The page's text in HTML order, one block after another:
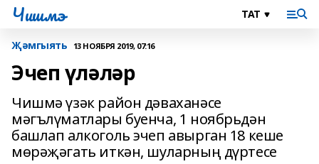
Чишмэ
Җәмгыять 13 НОЯБРЯ 2019, 07:16
Эчеп үләләр
Чишмә үзәк район дәваханәсе
мәгълүматлары буенча, 1 ноябрьдән
башлап алкоголь эчеп авырган 18 кеше
мөрәҗәгать иткән, шуларның дүртесе